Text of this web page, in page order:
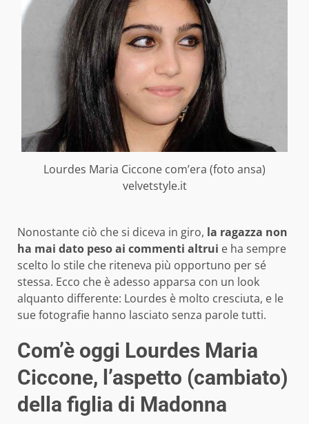
Lourdes Maria Ciccone com’era (foto ansa)
velvetstyle.it
Nonostante ciò che si diceva in giro, la ragazza non
ha mai dato peso ai commenti altrui e ha sempre
scelto lo stile che riteneva più opportuno per sé
stessa. Ecco che è adesso apparsa con un look
alquanto differente: Lourdes è molto cresciuta, e le
sue fotografie hanno lasciato senza parole tutti.
Com’è oggi Lourdes Maria
Ciccone, l’aspetto (cambiato)
della figlia di Madonna